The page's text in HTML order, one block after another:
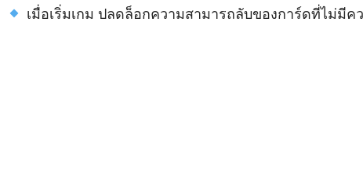
เมื่อ​เริ่ม​เกม ปลดล็อก​ความสามารถ​ลับ​ของ​การ์ด​ที่​ไม่​มี​ค